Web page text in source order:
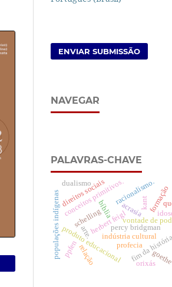
ENVIAR SUBMISSÃO
NAVEGAR
PALAVRAS-CHAVE
kant
herbert feigl
bíblia
profecia
produto educacional
relação
vontade de
acrasia formação
indústria cultural
conceitos primitivos.
percy bridgman
fim da
direitos sociais
arte.
schelling
racionalismo.
goethe
dualismo
populações indígenas ppfen
orixás